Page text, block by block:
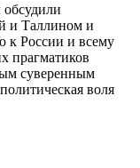
и Таллином и
к России и всему
прагматиков
суверенным
воля